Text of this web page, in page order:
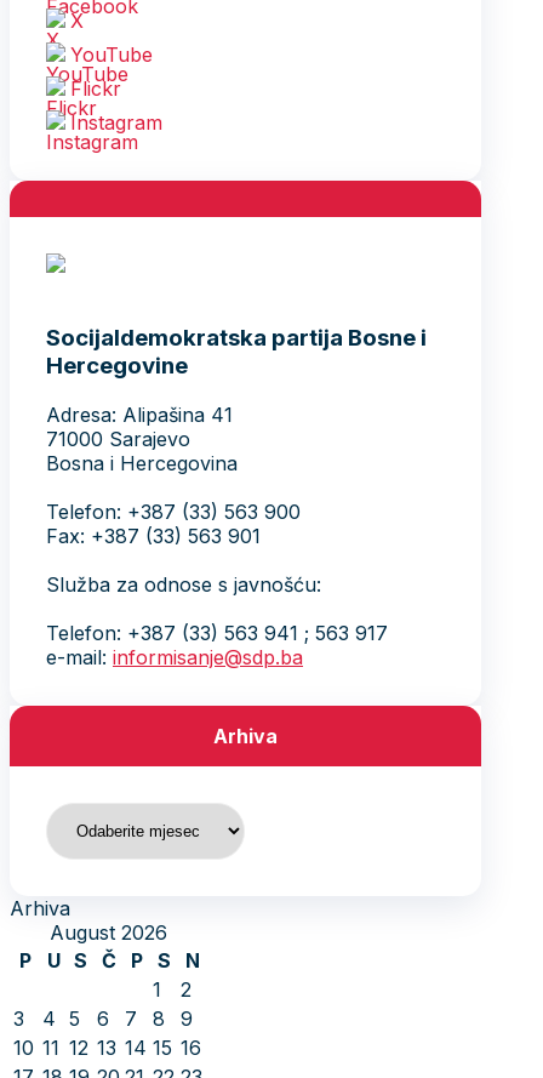
X
YouTube
Flickr
Instagram
Socijaldemokratska partija Bosne i
Hercegovine
Adresa: Alipašina 41
71000 Sarajevo
Bosna i Hercegovina
Telefon: +387 (33) 563 900
Fax: +387 (33) 563 901
Služba za odnose s javnošću:
Telefon: +387 (33) 563 941 ; 563 917
e-mail: informisanje@sdp.ba
Arhiva
Arhiva
Arhiva
August 2026
P
U S Č P S
N
1
2
3
4 5 6 7 8
9
10 11 12 13 14 15 16